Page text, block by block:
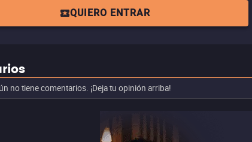
QUIERO ENTRAR
no tiene comentarios. ¡Deja tu opinión arriba!